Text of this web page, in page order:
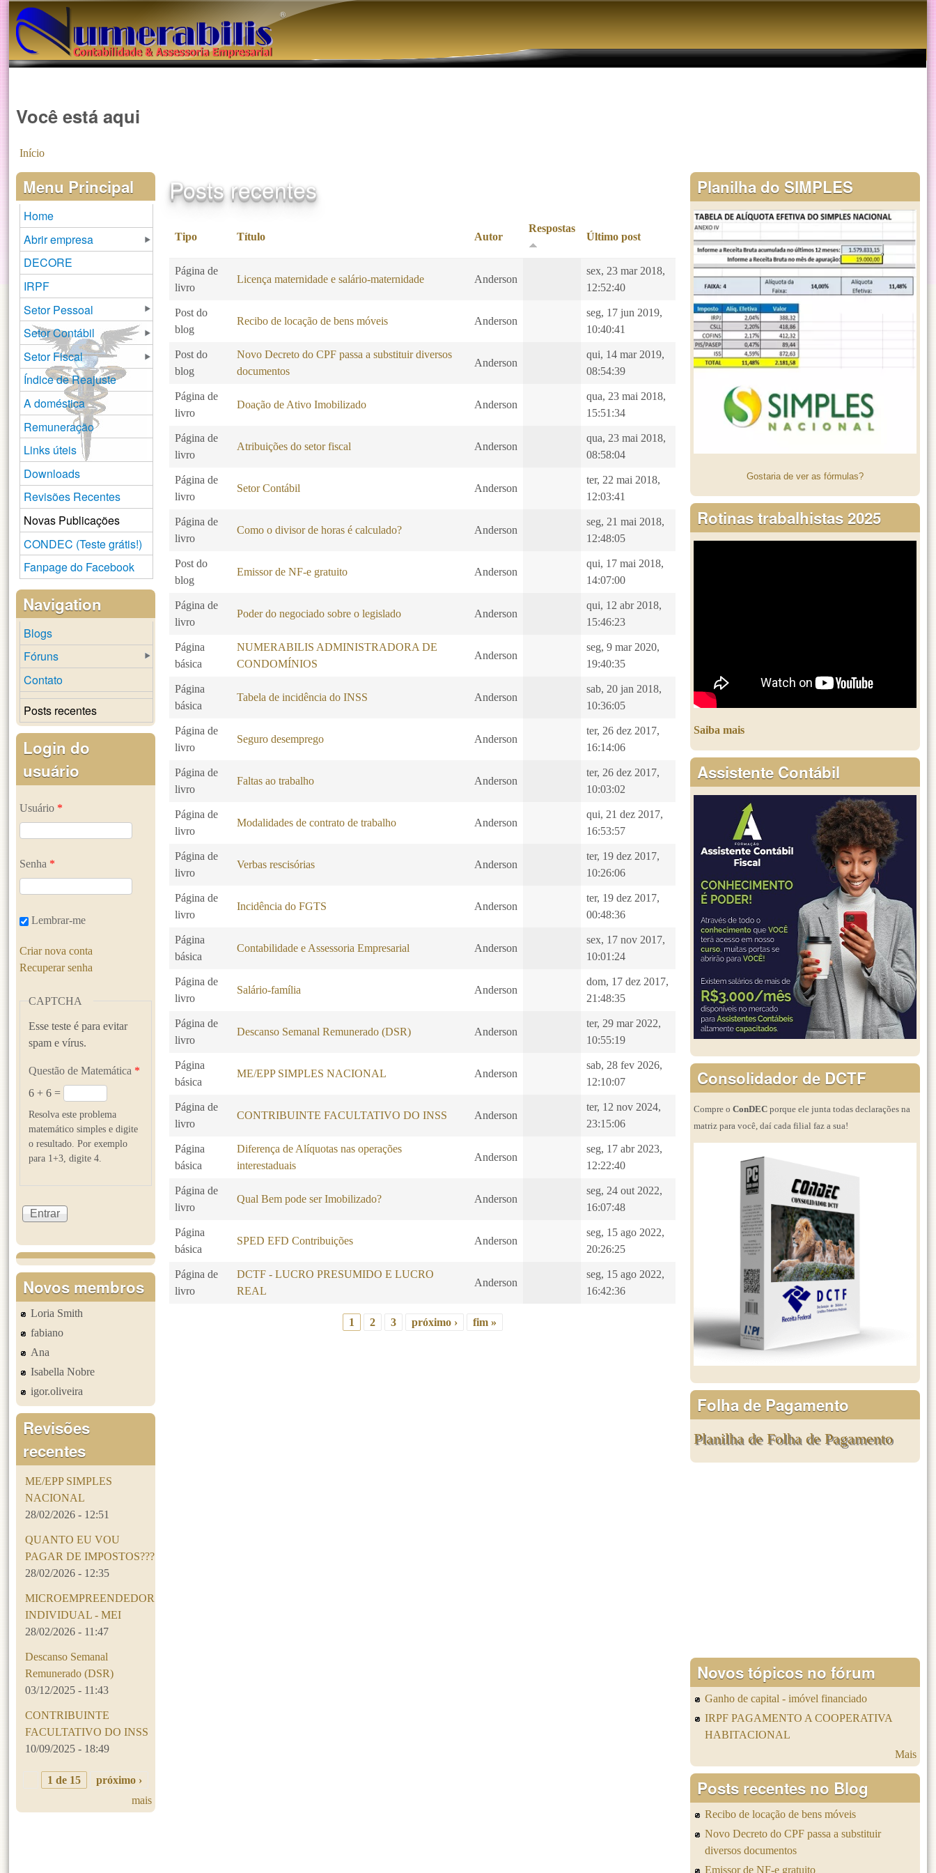
®️
Você está aqui
Início
Posts recentes
Tipo Título Autor
Respostas
Último post
Página de
livro
Licença maternidade e salário-maternidade Anderson
sex, 23 mar 2018,
12:52:40
Post do
blog
Recibo de locação de bens móveis Anderson
seg, 17 jun 2019,
10:40:41
Post do
blog
Novo Decreto do CPF passa a substituir diversos
documentos
Anderson
qui, 14 mar 2019,
08:54:39
Página de
livro
Doação de Ativo Imobilizado Anderson
qua, 23 mai 2018,
15:51:34
Página de
livro
Atribuições do setor fiscal Anderson
qua, 23 mai 2018,
08:58:04
Página de
livro
Setor Contábil Anderson
ter, 22 mai 2018,
12:03:41
Página de
livro
Como o divisor de horas é calculado? Anderson
seg, 21 mai 2018,
12:48:05
Post do
blog
Emissor de NF-e gratuito Anderson
qui, 17 mai 2018,
14:07:00
Página de
livro
Poder do negociado sobre o legislado Anderson
qui, 12 abr 2018,
15:46:23
Página
básica
NUMERABILIS ADMINISTRADORA DE
CONDOMÍNIOS
Anderson
seg, 9 mar 2020,
19:40:35
Página
básica
Tabela de incidência do INSS Anderson
sab, 20 jan 2018,
10:36:05
Página de
livro
Seguro desemprego Anderson
ter, 26 dez 2017,
16:14:06
Página de
livro
Faltas ao trabalho Anderson
ter, 26 dez 2017,
10:03:02
Página de
livro
Modalidades de contrato de trabalho Anderson
qui, 21 dez 2017,
16:53:57
Página de
livro
Verbas rescisórias Anderson
ter, 19 dez 2017,
10:26:06
Página de
livro
Incidência do FGTS Anderson
ter, 19 dez 2017,
00:48:36
Página
básica
Contabilidade e Assessoria Empresarial Anderson
sex, 17 nov 2017,
10:01:24
Página de
livro
Salário-família Anderson
dom, 17 dez 2017,
21:48:35
Página de
livro
Descanso Semanal Remunerado (DSR) Anderson
ter, 29 mar 2022,
10:55:19
Página
básica
ME/EPP SIMPLES NACIONAL Anderson
sab, 28 fev 2026,
12:10:07
Página de
livro
CONTRIBUINTE FACULTATIVO DO INSS Anderson
ter, 12 nov 2024,
23:15:06
Página
básica
Diferença de Alíquotas nas operações
interestaduais
Anderson
seg, 17 abr 2023,
12:22:40
Página de
livro
Qual Bem pode ser Imobilizado? Anderson
seg, 24 out 2022,
16:07:48
Página
básica
SPED EFD Contribuições Anderson
seg, 15 ago 2022,
20:26:25
Página de
livro
DCTF - LUCRO PRESUMIDO E LUCRO
REAL
Anderson
seg, 15 ago 2022,
16:42:36
1 2 3 próximo › fim »
Menu Principal
Home
Abrir empresa
DECORE
IRPF
Setor Pessoal
Setor Contábil
Setor Fiscal
Índice de Reajuste
A doméstica
Remuneração
Links úteis
Downloads
Revisões Recentes
Novas Publicações
CONDEC (Teste grátis!)
Fanpage do Facebook
Navigation
Blogs
Fóruns
Contato
Posts recentes
Login do
usuário
Usuário *
Senha *
Lembrar-me
Criar nova conta
Recuperar senha
CAPTCHA
Esse teste é para evitar
spam e vírus.
Questão de Matemática *
6 + 6 =
Resolva este problema
matemático simples e digite
o resultado. Por exemplo
para 1+3, digite 4.
Novos membros
Loria Smith
fabiano
Ana
Isabella Nobre
igor.oliveira
Revisões
recentes
ME/EPP SIMPLES
NACIONAL
28/02/2026 - 12:51
QUANTO EU VOU
PAGAR DE IMPOSTOS???
28/02/2026 - 12:35
MICROEMPREENDEDOR
INDIVIDUAL - MEI
28/02/2026 - 11:47
Descanso Semanal
Remunerado (DSR)
03/12/2025 - 11:43
CONTRIBUINTE
FACULTATIVO DO INSS
10/09/2025 - 18:49
1 de 15
próximo ›
mais
Planilha do SIMPLES
Gostaria de ver as fórmulas?
Rotinas trabalhistas 2025
Saiba mais
Assistente Contábil
Consolidador de DCTF
Compre o ConDEC porque ele junta todas declarações na
matriz para você, daí cada filial faz a sua!
Folha de Pagamento
Planilha de Folha de Pagamento
Novos tópicos no fórum
Ganho de capital - imóvel financiado
IRPF PAGAMENTO A COOPERATIVA
HABITACIONAL
Mais
Posts recentes no Blog
Recibo de locação de bens móveis
Novo Decreto do CPF passa a substituir
diversos documentos
Emissor de NF-e gratuito